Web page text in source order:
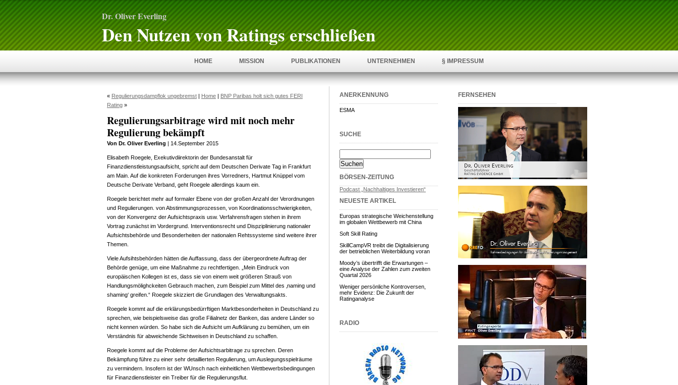
Dr. Oliver Everling
Den Nutzen von Ratings erschließen
HOME MISSION PUBLIKATIONEN UNTERNEHMEN § IMPRESSUM
« Regulierungsdampflok ungebremst | Home | BNP Paribas holt sich gutes FERI
Rating »
Regulierungsarbitrage wird mit noch mehr
Regulierung bekämpft
Von Dr. Oliver Everling | 14.September 2015
Elisabeth Roegele, Exekutivdiirektorin der Bundesanstalt für
Finanzdienstleistungsaufsicht, spricht auf dem Deutschen Derivate Tag in Frankfurt
am Main. Auf die konkreten Forderungen ihres Vorredners, Hartmut Knüppel vom
Deutsche Derivate Verband, geht Roegele allerdings kaum ein.
Roegele berichtet mehr auf formaler Ebene von der großen Anzahl der Verordnungen
und Regulierungen. von Abstimmungsprozessen, von Koordinationsschwierigkeiten,
von der Konvergenz der Aufsichtspraxis usw. Verfahrensfragen stehen in ihrem
Vortrag zunächst im Vordergrund. Interventionsrecht und Dispziplinierung nationaler
Aufsichtsbehörde und Besonderheiten der nationalen Rehtssysteme sind weitere ihrer
Themen.
Viele Aufsihtsbehörden hätten die Auffassung, dass der übergeordnete Auftrag der
Behörde genüge, um eine Maßnahme zu rechtfertigen. „Mein Eindruck von
europäischen Kollegen ist es, dass sie von einem weit größeren Strauß von
Handlungsmölighckeiten Gebrauch machen, zum Beispiel zum Mittel des ‚naming und
shaming‘ greifen.“ Roegele skizziert die Grundlagen des Verwaltungsakts.
Roegele kommt auf die erklärungsbedürrftigen Marktbesonderheiten in Deutschland zu
sprechen, wie beispielsweise das große Filialnetz der Banken, das andere Länder so
nicht kennen würden. So habe sich die Aufsicht um Aufklärung zu bemühen, um ein
Verständnis für abweichende Sichtweisen in Deutschland zu schaffen.
Roegele kommt auf die Probleme der Aufsichtsarbitrage zu sprechen. Deren
Bekämpfung führe zu einer sehr detaillierten Regulierung, um Auslegungsspielräume
zu vermindern. Insofern ist der WUnsch nach einheitlichen Wettbewerbsbedingungen
für Finanzdienstleister ein Treiber für die Regulierungsflut.
ANERKENNUNG
ESMA
SUCHE
BÖRSEN-ZEITUNG
Podcast „Nachhaltiges Investieren“
NEUESTE ARTIKEL
Europas strategische Weichenstellung
im globalen Wettbewerb mit China
Soft Skill Rating
SkillCampVR treibt die Digitalisierung
der betrieblichen Weiterbildung voran
Moody’s übertrifft die Erwartungen –
eine Analyse der Zahlen zum zweiten
Quartal 2026
Weniger persönliche Kontroversen,
mehr Evidenz: Die Zukunft der
Ratinganalyse
RADIO
FERNSEHEN